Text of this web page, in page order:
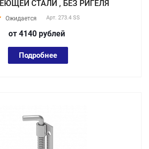
СТАЛИ , БЕЗ РИГЕЛЯ
Ожидается Арт. 273.4 SS
от 4140 рублей
Подробнее